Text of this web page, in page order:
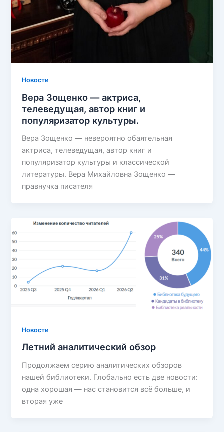
Новости
Вера Зощенко — актриса,
телеведущая, автор книг и
популяризатор культуры.
Вера Зощенко — невероятно обаятельная
актриса, телеведущая, автор книг и
популяризатор культуры и классической
литературы. Вера Михайловна Зощенко —
правнучка писателя
Новости
Летний аналитический обзор
Продолжаем серию аналитических обзоров
нашей библиотеки. Глобально есть две новости:
одна хорошая — нас становится всё больше, и
вторая уже